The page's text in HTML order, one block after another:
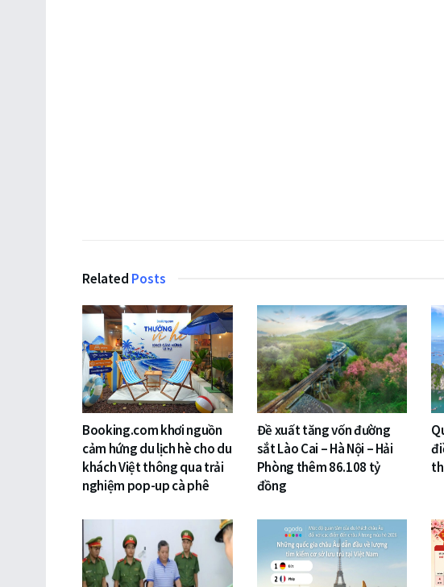
Related Posts
Booking.com khơi nguồn
cảm hứng du lịch hè cho du
khách Việt thông qua trải
nghiệm pop-up cà phê
Đề xuất tăng vốn đường
sắt Lào Cai – Hà Nội – Hải
Phòng thêm 86.108 tỷ
đồng